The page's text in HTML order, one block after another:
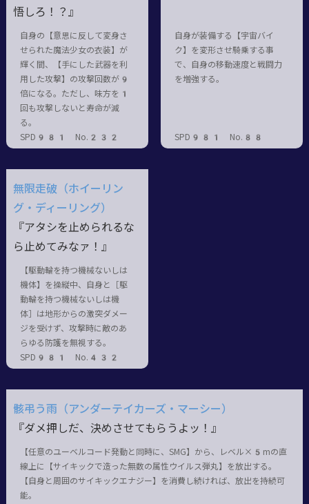
悟しろ！？』
自身の【意思に反して変身さ
せられた魔法少女の衣装】が
輝く間、【手にした武器を利
用した攻撃】の攻撃回数が9
倍になる。ただし、味方を1
回も攻撃しないと寿命が減
る。
SPD981 No.232
自身が装備する【宇宙バイ
ク】を変形させ騎乗する事
で、自身の移動速度と戦闘力
を増強する。
SPD981 No.88
無限走破（ホイーリン
グ・ディーリング）
『アタシを止められるな
ら止めてみなァ！』
【駆動輪を持つ機械ないしは
機体】を操縦中、自身と［駆
動輪を持つ機械ないしは機
体］は地形からの激突ダメー
ジを受けず、攻撃時に敵のあ
らゆる防護を無視する。
SPD981 No.432
骸弔う雨（アンダーテイカーズ・マーシー）
『ダメ押しだ、決めさせてもらうよッ！』
【任意のユーベルコード発動と同時に、SMG】から、レベル×5mの直
線上に【サイキックで造った無数の属性ウイルス弾丸】を放出する。
【自身と周囲のサイキックエナジー】を消費し続ければ、放出を持続可
能。